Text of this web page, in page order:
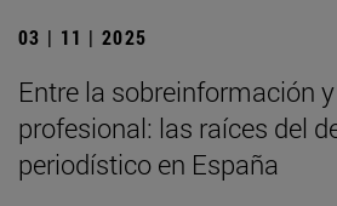
03 | 11 | 2025
Entre la sobreinformación
profesional: las raíces del
periodístico en España